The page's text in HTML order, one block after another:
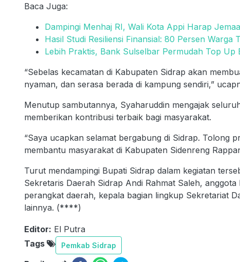
Baca Juga:
Dampingi Menhaj RI, Wali Kota Appi Harap
Hasil Studi Resiliensi Finansial: 80 Persen Warga
Lebih Praktis, Bank Sulselbar Permudah Top Up
“Sebelas kecamatan di Kabupaten Sidrap akan
nyaman, dan serasa berada di kampung sendiri,”
Menutup sambutannya, Syaharuddin mengajak
memberikan kontribusi terbaik bagi masyarakat.
“Saya ucapkan selamat bergabung di Sidrap. Tolong
membantu masyarakat di Kabupaten Sidenreng
Turut mendampingi Bupati Sidrap dalam kegiatan
Sekretaris Daerah Sidrap Andi Rahmat Saleh,
perangkat daerah, kepala bagian lingkup Sekretariat
lainnya. (****)
Editor: El Putra
Tags
Pemkab Sidrap